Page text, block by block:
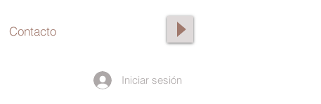
Contacto
Iniciar sesión